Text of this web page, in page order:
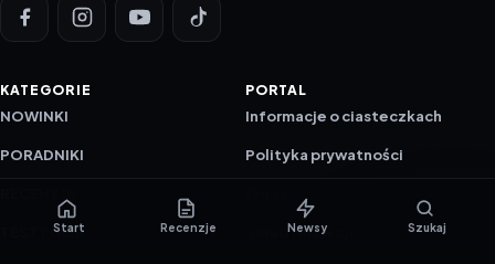
KATEGORIE
NOWINKI
PORADNIKI
TESTY GIER
PORTAL
Informacje o ciasteczkach
Polityka prywatności
Skład redakcji
Start Recenzje Newsy Szukaj